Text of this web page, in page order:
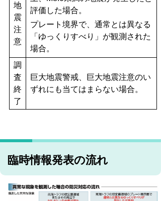
地
震
注
意
評価した場合。
プレート境界で、通常とは異なる
「ゆっくりすべり」が観測された
場合。
調
査
終
了
巨大地震警戒、巨大地震注意のい
ずれにも当てはまらない場合。
臨時情報発表の流れ